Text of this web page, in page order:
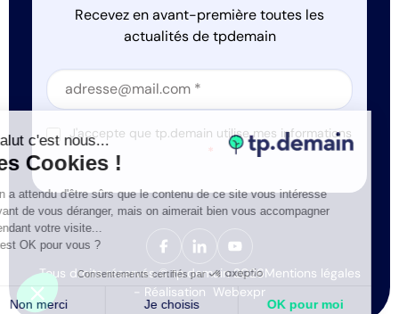
Recevez en avant-première toutes les
actualités de tpdemain
Section
Section
J'accepte que tp.demain utilise mes informations
*
Tous droits réservés © tp.demain 2026Mentions légales
- Réalisation Webexpr
Salut c'est nous...
les Cookies !
On a attendu d'être sûrs que le contenu de ce site vous intéresse
avant de vous déranger, mais on aimerait bien vous accompagner
pendant votre visite...
C'est OK pour vous ?
Consentements certifiés par
Non merci Je choisis OK pour moi